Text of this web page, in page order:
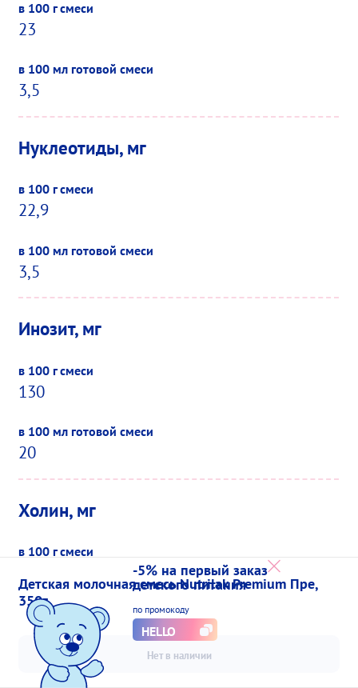
Детская молочная смесь Nutrilak Premium Пре,
350г
Нет в наличии
23
3,5
Нуклеотиды, мг
22,9
3,5
Инозит, мг
130
20
Холин, мг
12
-5% на первый заказ
детского питания
по промокоду
HELLO